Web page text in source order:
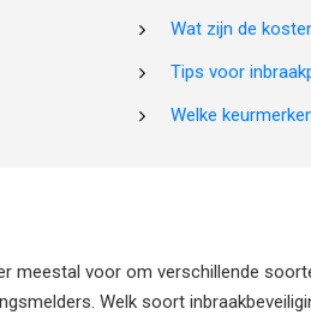
Wat zijn de
Tips voor
Welke
meestal voor om verschillende
Welk soort